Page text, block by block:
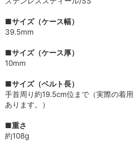
■サイズ（ケース幅）
39.5mm
■サイズ（ケース厚）
10mm
■サイズ（ベルト長）
手首周り約19.5cm位まで（実際の着
あります。）
■重さ
約108g